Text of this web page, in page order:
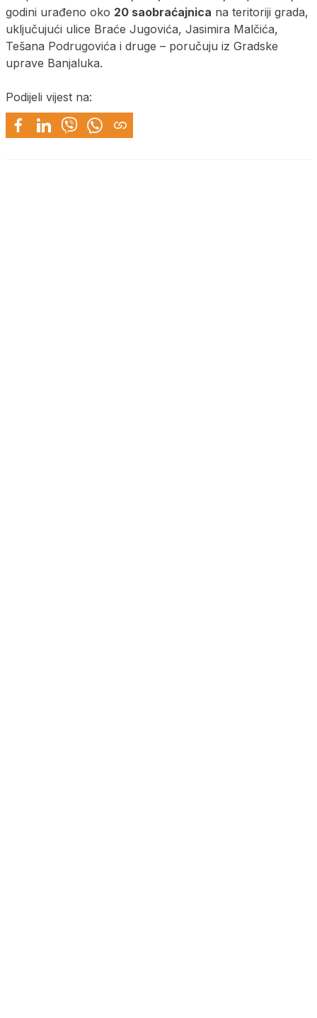
godini urađeno oko 20 saobraćajnica na teritoriji grada,
uključujući ulice Braće Jugovića, Jasimira Malčića,
Tešana Podrugovića i druge – poručuju iz Gradske
uprave Banjaluka.
Podijeli vijest na: